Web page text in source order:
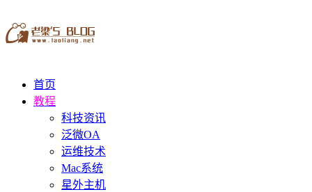
首页
教程
科技资讯
泛微OA
运维技术
Mac系统
星外主机